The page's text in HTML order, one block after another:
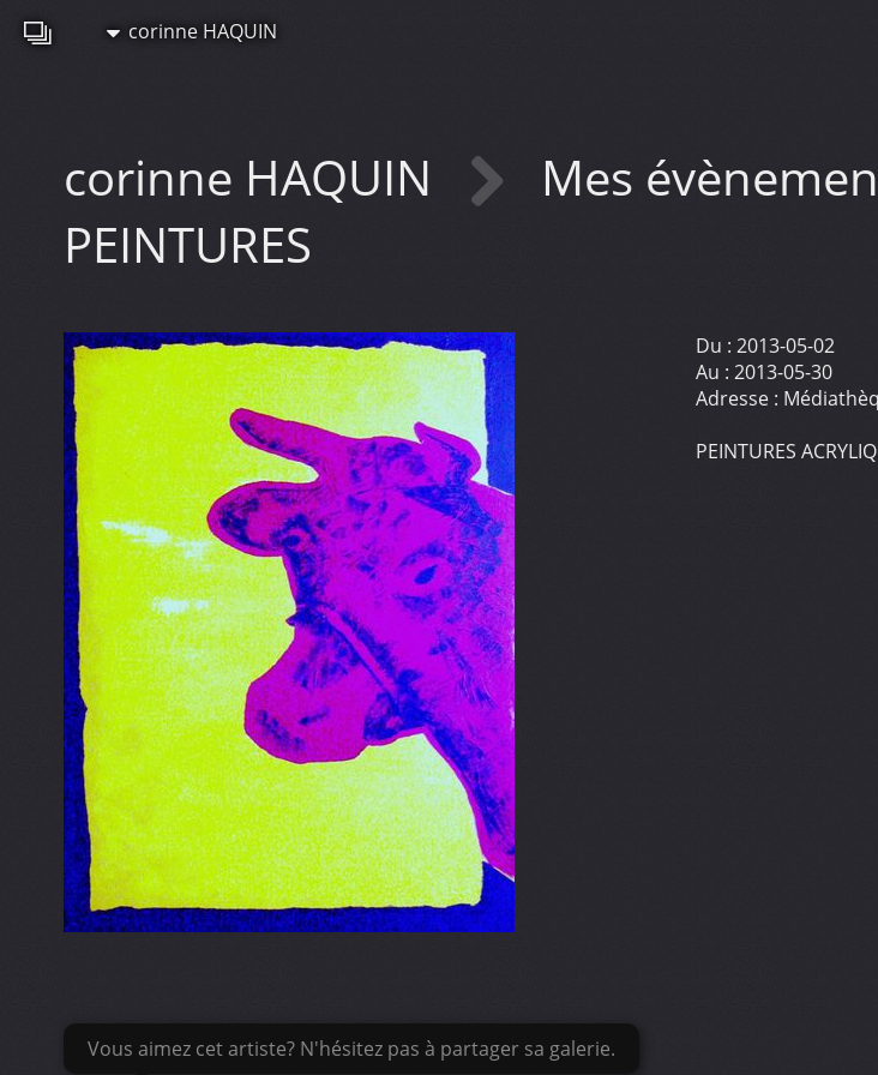
corinne HAQUIN
corinne HAQUIN Mes
PEINTURES
Du : 2013-05-02
Au : 2013-05-30
Adresse :
PEINTURES
Vous aimez cet artiste? N'hésitez pas à partager sa galerie.